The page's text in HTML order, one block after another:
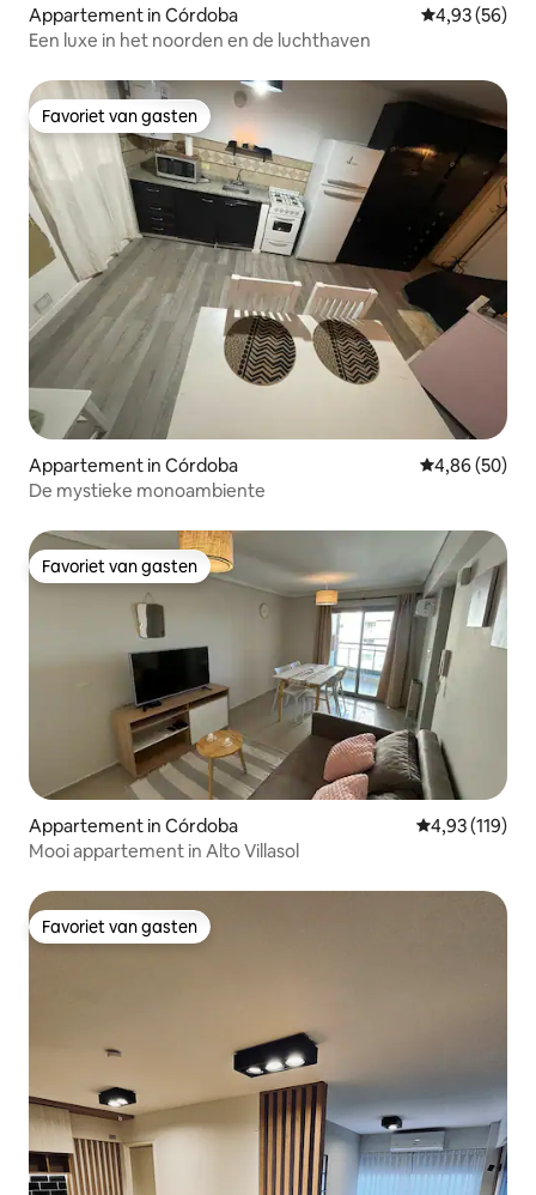
Appartement in Córdoba Gemiddelde
4,93 (56)
Een luxe in het noorden en de luchthaven
Favoriet van gasten
Favoriet van gasten
Appartement in Córdoba Gemiddelde
4,86 (50)
De mystieke monoambiente
Favoriet van gasten
Favoriet van gasten
Appartement in Córdoba Gemiddelde
4,93 (119)
Mooi appartement in Alto Villasol
Favoriet van gasten
Favoriet van gasten